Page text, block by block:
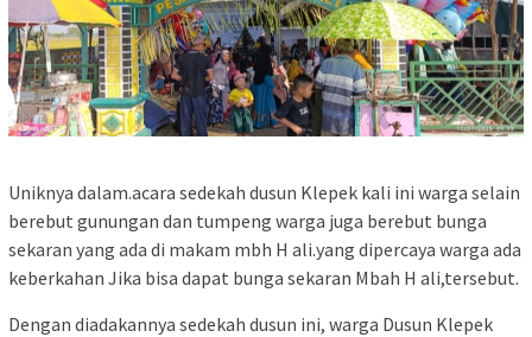
Uniknya dalam.acara sedekah dusun Klepek kali ini warga selain
berebut gunungan dan tumpeng warga juga berebut bunga
sekaran yang ada di makam mbh H ali.yang dipercaya warga ada
keberkahan Jika bisa dapat bunga sekaran Mbah H ali,tersebut.
Dengan diadakannya sedekah dusun ini, warga Dusun Klepek